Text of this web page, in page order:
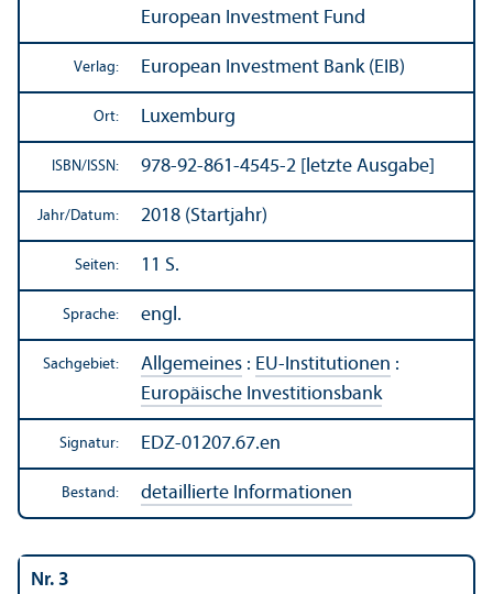
European Investment Fund
Verlag: European Investment Bank (EIB)
Ort: Luxemburg
ISBN/ ISSN: 978-92-861-4545-2 [letzte Ausgabe]
Jahr/Datum: 2018 (Startjahr)
Seiten: 11 S.
Sprache: engl.
Sachgebiet: Allgemeines : EU-Institutionen :
Europäische Investitions­bank
Signatur: EDZ-01207.67.en
Bestand: detaillierte Informationen
Nr. 3